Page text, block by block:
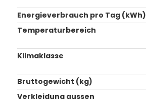
Energieverbrauch pro Tag (kWh)
Temperaturbereich
Klimaklasse
Bruttogewicht (kg)
Verkleidung aussen